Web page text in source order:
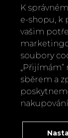
Zpět
K
e-shopu, k
vašim
soubory
sběrem a
nakupování.